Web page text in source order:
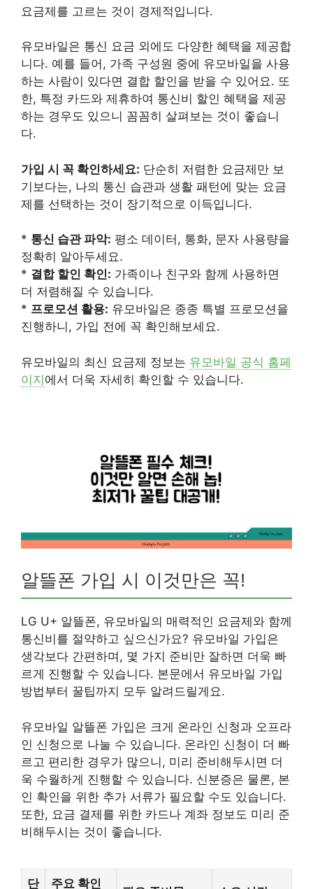
요금제를 고르는 것이 경제적입니다.
유모바일은 통신 요금 외에도 다양한 혜택을 제공합
니다. 예를 들어, 가족 구성원 중에 유모바일을 사용
하는 사람이 있다면 결합 할인을 받을 수 있어요. 또
한, 특정 카드와 제휴하여 통신비 할인 혜택을 제공
하는 경우도 있으니 꼼꼼히 살펴보는 것이 좋습니
다.
가입 시 꼭 확인하세요: 단순히 저렴한 요금제만 보
기보다는, 나의 통신 습관과 생활 패턴에 맞는 요금
제를 선택하는 것이 장기적으로 이득입니다.
* 통신 습관 파악: 평소 데이터, 통화, 문자 사용량을
정확히 알아두세요.
* 결합 할인 확인: 가족이나 친구와 함께 사용하면
더 저렴해질 수 있습니다.
* 프로모션 활용: 유모바일은 종종 특별 프로모션을
진행하니, 가입 전에 꼭 확인해보세요.
유모바일의 최신 요금제 정보는 유모바일 공식 홈페
이지에서 더욱 자세히 확인할 수 있습니다.
알뜰폰 가입 시 이것만은 꼭!
LG U+ 알뜰폰, 유모바일의 매력적인 요금제와 함께
통신비를 절약하고 싶으신가요? 유모바일 가입은
생각보다 간편하며, 몇 가지 준비만 잘하면 더욱 빠
르게 진행할 수 있습니다. 본문에서 유모바일 가입
방법부터 꿀팁까지 모두 알려드릴게요.
유모바일 알뜰폰 가입은 크게 온라인 신청과 오프라
인 신청으로 나눌 수 있습니다. 온라인 신청이 더 빠
르고 편리한 경우가 많으니, 미리 준비해두시면 더
욱 수월하게 진행할 수 있습니다. 신분증은 물론, 본
인 확인을 위한 추가 서류가 필요할 수도 있습니다.
또한, 요금 결제를 위한 카드나 계좌 정보도 미리 준
비해두시는 것이 좋습니다.
단 주요 확인